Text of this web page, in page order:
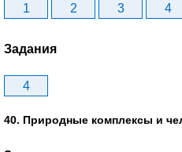
1 2 3 4
Задания
4
40. Природные комплексы и